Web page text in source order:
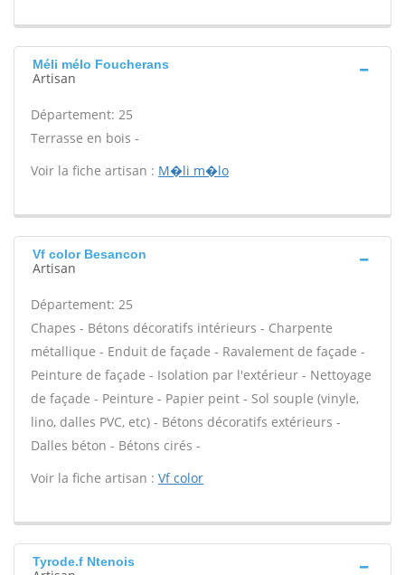
Méli mélo Foucherans
Artisan
Département: 25
Terrasse en bois -
Voir la fiche artisan : M�li m�lo
Vf color Besancon
Artisan
Département: 25
Chapes - Bétons décoratifs intérieurs - Charpente
métallique - Enduit de façade - Ravalement de façade -
Peinture de façade - Isolation par l'extérieur - Nettoyage
de façade - Peinture - Papier peint - Sol souple (vinyle,
lino, dalles PVC, etc) - Bétons décoratifs extérieurs -
Dalles béton - Bétons cirés -
Voir la fiche artisan : Vf color
Tyrode.f Ntenois